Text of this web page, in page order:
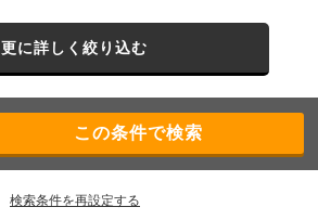
更に詳しく絞り込む
検索条件を再設定する